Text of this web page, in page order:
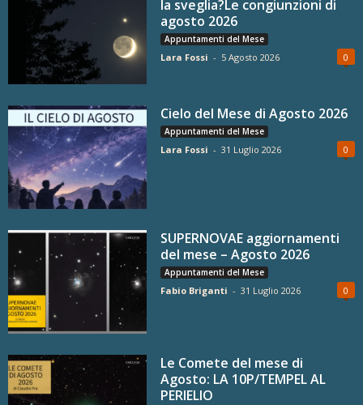
la sveglia?Le congiunzioni di
agosto 2026
Appuntamenti del Mese
Lara Fossi - 5 Agosto 2026 0
Cielo del Mese di Agosto 2026
Appuntamenti del Mese
Lara Fossi - 31 Luglio 2026 0
SUPERNOVAE aggiornamenti
del mese – Agosto 2026
Appuntamenti del Mese
Fabio Briganti - 31 Luglio 2026 0
Le Comete del mese di
Agosto: LA 10P/TEMPEL AL
PERIELIO